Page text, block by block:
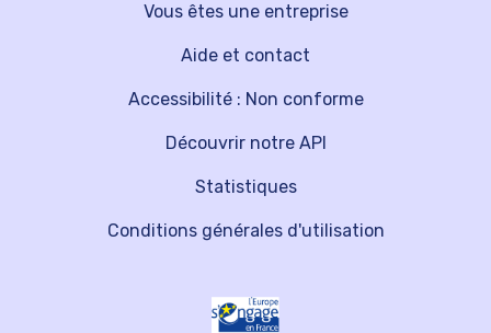
Vous êtes une entreprise
Découvrir notre API
Aide et contact
Statistiques
Accessibilité : Non conforme
Conditions générales d'utilisation